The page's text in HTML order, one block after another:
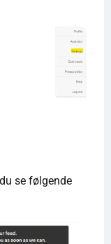
se følgende